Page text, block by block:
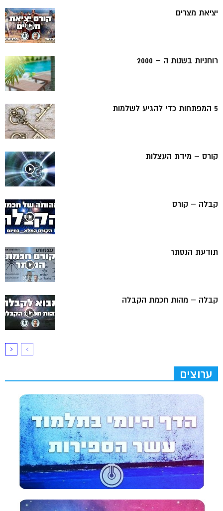
יציאת מצרים
רוחניות בשנות ה – 2000
5 המפתחות כדי להגיע לשלמות
קורס – מידת העצלות
קבלה – קורס
תודעת הנסתר
קבלה – מהות חכמת הקבלה
ערוצים